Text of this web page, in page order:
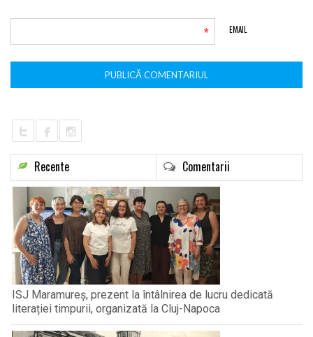
EMAIL
*
Recente Comentarii
ISJ Maramureș, prezent la întâlnirea de lucru dedicată
literației timpurii, organizată la Cluj-Napoca